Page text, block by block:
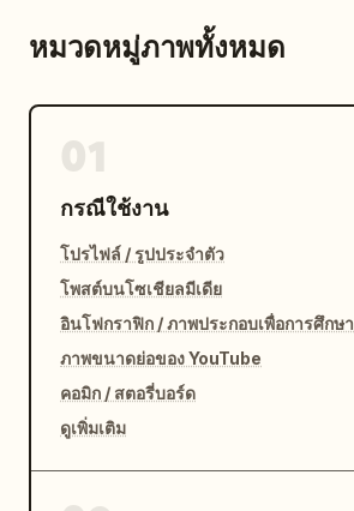
หมวดหมู่ภาพทั้งหมด
กรณีใช้งาน
โปรไฟล์ / รูปประจำตัว
โพสต์บนโซเชียลมีเดีย
อินโฟกราฟิก / ภาพประกอบเพื่อการศึกษา
ภาพขนาดย่อของ YouTube
คอมิก / สตอรี่บอร์ด
ดูเพิ่มเติม